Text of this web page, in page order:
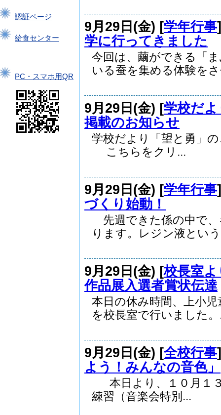
認証ページ
給食センター
PC・スマホ用QR
9月29日(金) [学年行事
学に行ってきました
今回は、繭ができる「
いる蚕を集める体験を
9月29日(金) [学校だ
掲載のお知らせ
学校だより「望と勇」
こちらをクリ...
9月29日(金) [学年行事
づくり始動！
先週できた係の中で
ります。レジン液とい
9月29日(金) [校長室よ
作品展入選者賞状伝達
本日の休み時間、上小
を校長室で行いました
9月29日(金) [全校行事
よう！みんなの音色」
本日より、１０月１
練習（音楽会特別...